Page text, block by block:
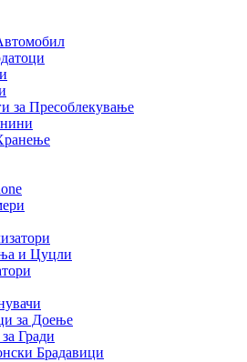
за Пресоблекување
и Цуцли
за Доење
Гради
Брадавици